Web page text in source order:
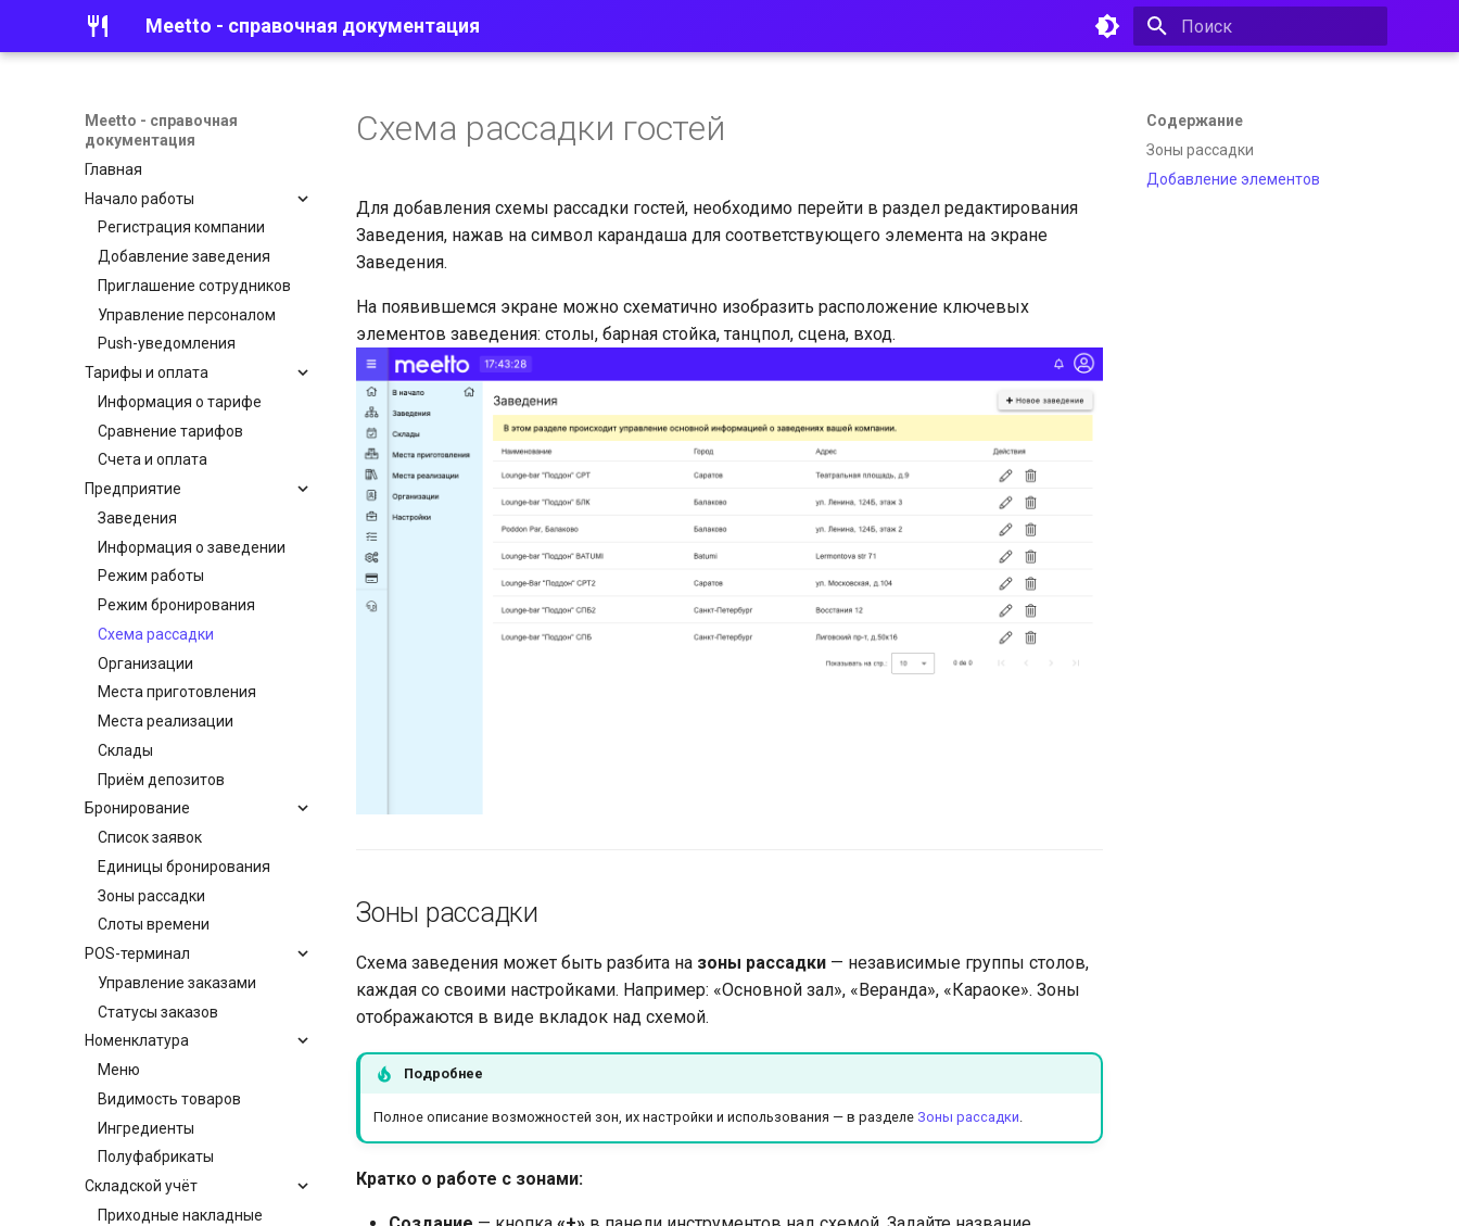
Meetto - справочная документация
Meetto - справочная
документация
Главная
Начало работы
Регистрация компании
Добавление заведения
Приглашение сотрудников
Управление персоналом
Push-уведомления
Тарифы и оплата
Информация о тарифе
Сравнение тарифов
Счета и оплата
Предприятие
Заведения
Информация о заведении
Режим работы
Режим бронирования
Схема рассадки
Организации
Места приготовления
Места реализации
Склады
Приём депозитов
Бронирование
Список заявок
Единицы бронирования
Зоны рассадки
Слоты времени
POS-терминал
Управление заказами
Статусы заказов
Номенклатура
Меню
Видимость товаров
Ингредиенты
Полуфабрикаты
Складской учёт
Приходные накладные
Содержание
Зоны рассадки
Добавление элементов
Схема рассадки гостей
Для добавления схемы рассадки гостей, необходимо перейти в раздел редактирования
Заведения, нажав на символ карандаша для соответствующего элемента на экране
Заведения.
На появившемся экране можно схематично изобразить расположение ключевых
элементов заведения: столы, барная стойка, танцпол, сцена, вход.
Зоны рассадки
Схема заведения может быть разбита на зоны рассадки — независимые группы столов,
каждая со своими настройками. Например: «Основной зал», «Веранда», «Караоке». Зоны
отображаются в виде вкладок над схемой.
Подробнее
Полное описание возможностей зон, их настройки и использования — в разделе Зоны рассадки.
Кратко о работе с зонами: